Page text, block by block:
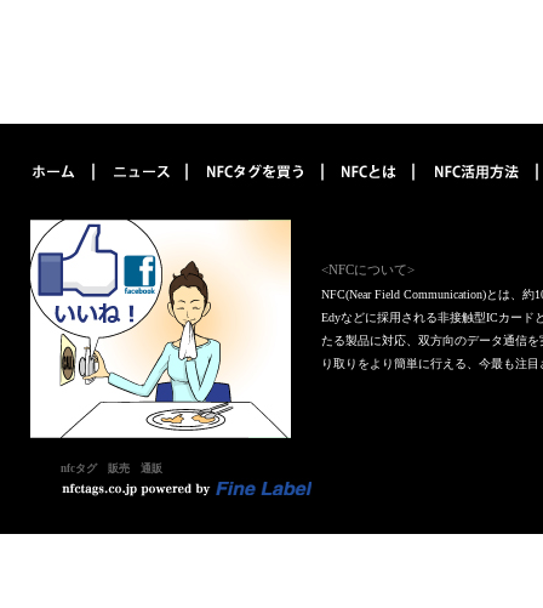
<NFCについて>
NFC(Near Field Communication)とは、
Edyなどに採用される非接触型ICカード
たる製品に対応、双方向のデータ通信
り取りをより簡単に行える、今最も注
nfcタグ 販売 通販